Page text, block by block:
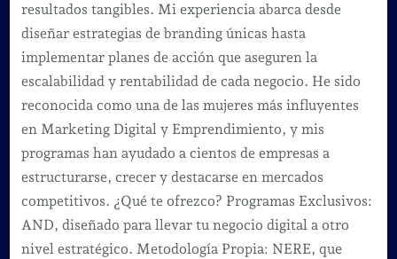
resultados tangibles. Mi experiencia abarca desde
diseñar estrategias de branding únicas hasta
implementar planes de acción que aseguren la
escalabilidad y rentabilidad de cada negocio. He sido
reconocida como una de las mujeres más influyentes
en Marketing Digital y Emprendimiento, y mis
programas han ayudado a cientos de empresas a
estructurarse, crecer y destacarse en mercados
competitivos. ¿Qué te ofrezco? Programas Exclusivos:
AND, diseñado para llevar tu negocio digital a otro
nivel estratégico. Metodología Propia: NERE, que